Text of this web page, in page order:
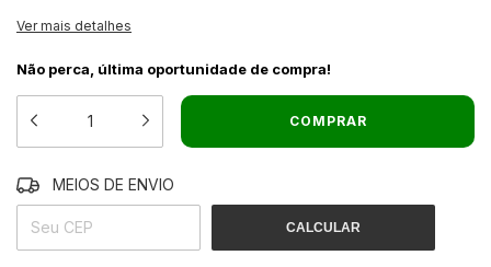
Ver mais detalhes
Não perca, última oportunidade de compra!
MEIOS DE ENVIO
CALCULAR